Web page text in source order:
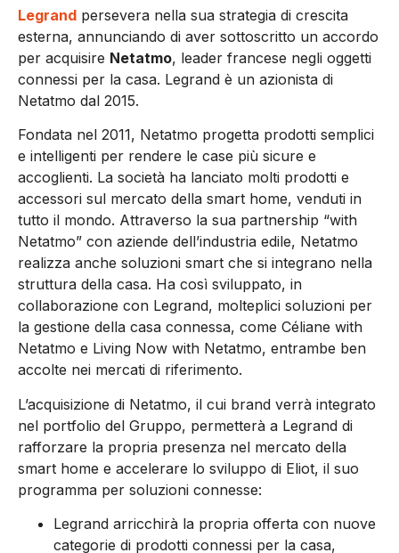
Legrand persevera nella sua strategia di crescita
esterna, annunciando di aver sottoscritto un accordo
per acquisire Netatmo, leader francese negli oggetti
connessi per la casa. Legrand è un azionista di
Netatmo dal 2015.
Fondata nel 2011, Netatmo progetta prodotti semplici
e intelligenti per rendere le case più sicure e
accoglienti. La società ha lanciato molti prodotti e
accessori sul mercato della smart home, venduti in
tutto il mondo. Attraverso la sua partnership “with
Netatmo” con aziende dell’industria edile, Netatmo
realizza anche soluzioni smart che si integrano nella
struttura della casa. Ha così sviluppato, in
collaborazione con Legrand, molteplici soluzioni per
la gestione della casa connessa, come Céliane with
Netatmo e Living Now with Netatmo, entrambe ben
accolte nei mercati di riferimento.
L’acquisizione di Netatmo, il cui brand verrà integrato
nel portfolio del Gruppo, permetterà a Legrand di
rafforzare la propria presenza nel mercato della
smart home e accelerare lo sviluppo di Eliot, il suo
programma per soluzioni connesse:
Legrand arricchirà la propria offerta con nuove
categorie di prodotti connessi per la casa,